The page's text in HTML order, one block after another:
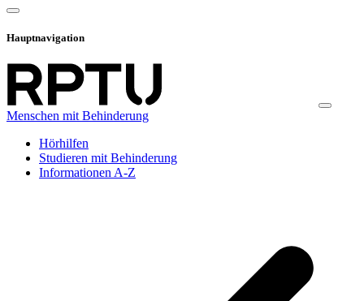
Hauptnavigation
Menschen mit Behinderung
Hörhilfen
Studieren mit Behinderung
Informationen A-Z